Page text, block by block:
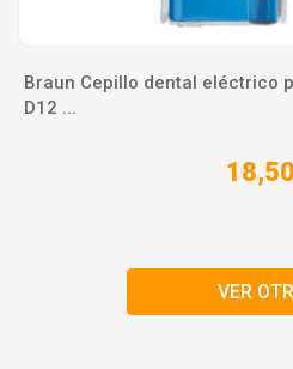
Braun Cepillo dental eléctrico
D12 ...
VER